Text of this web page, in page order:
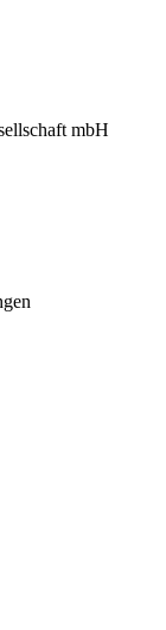
mbH